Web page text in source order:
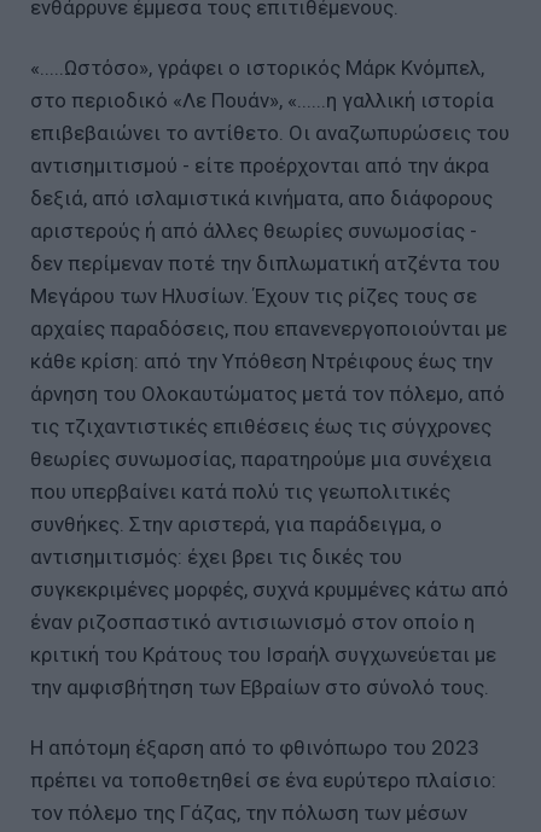
ενθάρρυνε έμμεσα τoυς επιτιθέμενους.
«.....Ωστόσο», γράφει ο ιστορικός Μάρκ Κνόμπελ,
στο περιοδικό «Λε Πουάν», «......η γαλλική ιστορία
επιβεβαιώνει το αντίθετο. Οι αναζωπυρώσεις του
αντισημιτισμού - είτε προέρχονται από την άκρα
δεξιά, από ισλαμιστικά κινήματα, απο διάφορους
αριστερούς ή από άλλες θεωρίες συνωμοσίας -
δεν περίμεναν ποτέ την διπλωματική ατζέντα του
Μεγάρου των Ηλυσίων. Έχουν τις ρίζες τους σε
αρχαίες παραδόσεις, που επανενεργοποιούνται με
κάθε κρίση: από την Υπόθεση Ντρέιφους έως την
άρνηση του Ολοκαυτώματος μετά τον πόλεμο, από
τις τζιχαντιστικές επιθέσεις έως τις σύγχρονες
θεωρίες συνωμοσίας, παρατηρούμε μια συνέχεια
που υπερβαίνει κατά πολύ τις γεωπολιτικές
συνθήκες. Στην αριστερά, για παράδειγμα, ο
αντισημιτισμός: έχει βρει τις δικές του
συγκεκριμένες μορφές, συχνά κρυμμένες κάτω από
έναν ριζοσπαστικό αντισιωνισμό στον οποίο η
κριτική του Κράτους του Ισραήλ συγχωνεύεται με
την αμφισβήτηση των Εβραίων στο σύνολό τους.
Η απότομη έξαρση από το φθινόπωρο του 2023
πρέπει να τοποθετηθεί σε ένα ευρύτερο πλαίσιο:
τον πόλεμο της Γάζας, την πόλωση των μέσων